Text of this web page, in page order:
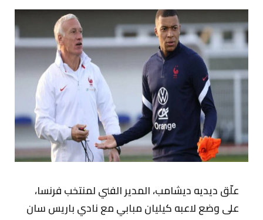
علّق ديديه ديشامب، المدير الفني لمنتخب فرنسا،
على وضع لاعبه كيليان مبابي مع نادي باريس سان